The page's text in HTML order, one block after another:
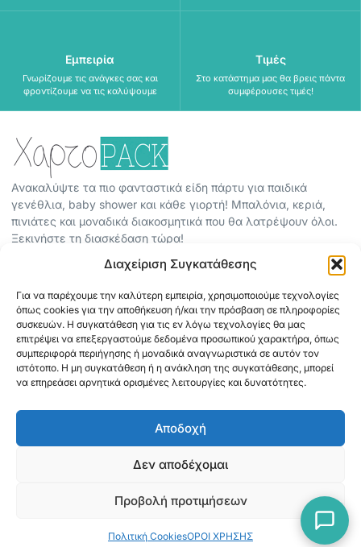
Διαχείριση Συγκατάθεσης
Για να παρέχουμε την καλύτερη εμπειρία, χρησιμοποιούμε τεχνολογίες
όπως cookies για την αποθήκευση ή/και την πρόσβαση σε πληροφορίες
συσκευών. Η συγκατάθεση για τις εν λόγω τεχνολογίες θα μας
επιτρέψει να επεξεργαστούμε δεδομένα προσωπικού χαρακτήρα, όπως
συμπεριφορά περιήγησης ή μοναδικά αναγνωριστικά σε αυτόν τον
ιστότοπο. Η μη συγκατάθεση ή η ανάκληση της συγκατάθεσης, μπορεί
να επηρεάσει αρνητικά ορισμένες λειτουργίες και δυνατότητες.
Αποδοχή
Δεν αποδέχομαι
Προβολή προτιμήσεων
Πολιτική CookiesΟΡΟΙ ΧΡΗΣΗΣ
Εμπειρία
Γνωρίζουμε τις ανάγκες σας και
φροντίζουμε να τις καλύψουμε
Τιμές
Στο κατάστημα μας θα βρεις πάντα
συμφέρουσες τιμές!
Ανακαλύψτε τα πιο φανταστικά είδη πάρτυ για παιδικά
γενέθλια, baby shower και κάθε γιορτή! Μπαλόνια, κεριά,
πινιάτες και μοναδικά διακοσμητικά που θα λατρέψουν όλοι.
Ξεκινήστε τη διασκέδαση τώρα!
ΟΡΟΙ ΧΡΗΣΗΣ
ΠΟΛΙΤΙΚΗ ΑΠΟΡΡΗΤΟΥ
ABOUT
ΕΠΙΚΟΙΝΩΝΙΑ
Copyright © 2026 Mediaspot.gr Κατασκευή ιστοσελίδων